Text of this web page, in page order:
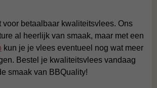
voor betaalbaar kwaliteitsvlees. Ons
al heerlijk van smaak, maar met een
kun je je vlees eventueel nog wat meer
Bestel je kwaliteitsvlees vandaag
smaak van BBQuality!